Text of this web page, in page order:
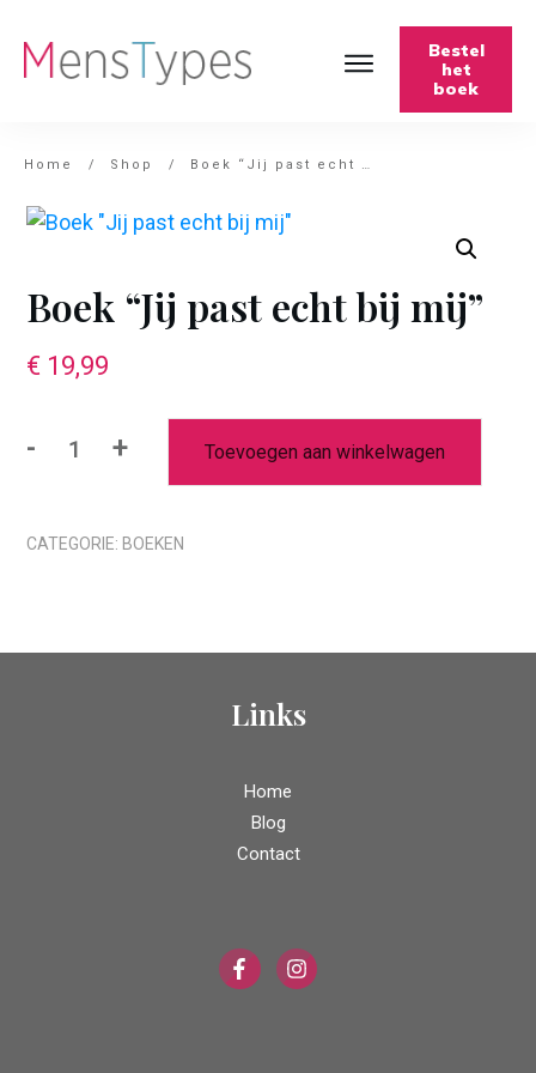
Bestel
het
boek
Home / Shop / Boek “Jij past echt bij mij”
Boek “Jij past echt bij mij”
€ 19,99
-
aantal
+ Toevoegen aan winkelwagen
CATEGORIE: BOEKEN
Links
Home
Blog
Contact